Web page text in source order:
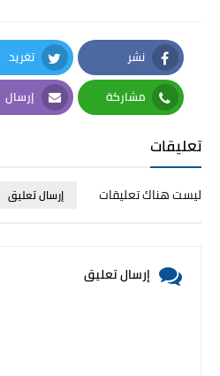
نشر
Facebook
تغريد
Twitter
مشاركة
Whatsapp
إرسال
Email
تعليقات
ليست هناك تعليقات إرسال تعليق
إرسال تعليق